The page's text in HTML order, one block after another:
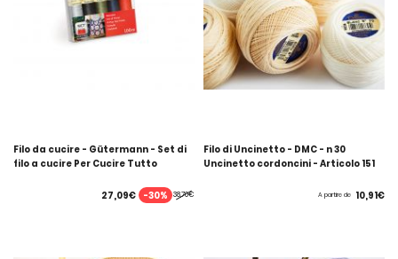
Filo da cucire - Gütermann - Set di
filo a cucire Per Cucire Tutto
38,70€
27,09€ -30%
Filo di Uncinetto - DMC - n 30
Uncinetto cordoncini - Articolo 151
A partire de 10,91€